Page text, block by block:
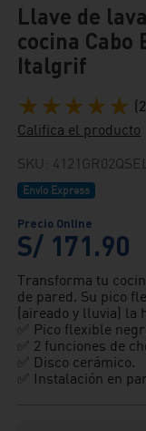
Llave de
cocina
Italgrif
★★★★★ (2
Califica el producto
SKU : 4121GR02QSEL
Envío Express
S/ 171.90
Transforma tu
de pared. Su pico
(aireado y lluvia) la
✅ Pico flexible
✅ 2 funciones de
✅ Disco cerámico.
✅ Instalación en